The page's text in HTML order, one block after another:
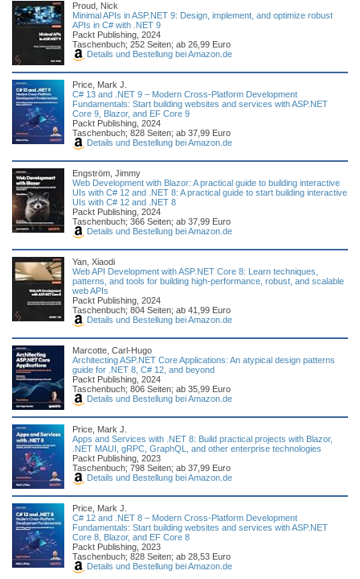
Proud, Nick
Minimal APIs in ASP.NET 9: Design, implement, and optimize robust
APIs in C# with .NET 9
Packt Publishing, 2024
Taschenbuch; 252 Seiten; ab 26,99 Euro
Details und Bestellung bei Amazon.de
Price, Mark J.
C# 13 and .NET 9 – Modern Cross-Platform Development
Fundamentals: Start building websites and services with ASP.NET
Core 9, Blazor, and EF Core 9
Packt Publishing, 2024
Taschenbuch; 828 Seiten; ab 37,99 Euro
Details und Bestellung bei Amazon.de
Engström, Jimmy
Web Development with Blazor: A practical guide to building interactive
UIs with C# 12 and .NET 8: A practical guide to start building interactive
UIs with C# 12 and .NET 8
Packt Publishing, 2024
Taschenbuch; 366 Seiten; ab 37,99 Euro
Details und Bestellung bei Amazon.de
Yan, Xiaodi
Web API Development with ASP.NET Core 8: Learn techniques,
patterns, and tools for building high-performance, robust, and scalable
web APIs
Packt Publishing, 2024
Taschenbuch; 804 Seiten; ab 41,99 Euro
Details und Bestellung bei Amazon.de
Marcotte, Carl-Hugo
Architecting ASP.NET Core Applications: An atypical design patterns
guide for .NET 8, C# 12, and beyond
Packt Publishing, 2024
Taschenbuch; 806 Seiten; ab 35,99 Euro
Details und Bestellung bei Amazon.de
Price, Mark J.
Apps and Services with .NET 8: Build practical projects with Blazor,
.NET MAUI, gRPC, GraphQL, and other enterprise technologies
Packt Publishing, 2023
Taschenbuch; 798 Seiten; ab 37,99 Euro
Details und Bestellung bei Amazon.de
Price, Mark J.
C# 12 and .NET 8 – Modern Cross-Platform Development
Fundamentals: Start building websites and services with ASP.NET
Core 8, Blazor, and EF Core 8
Packt Publishing, 2023
Taschenbuch; 828 Seiten; ab 28,53 Euro
Details und Bestellung bei Amazon.de